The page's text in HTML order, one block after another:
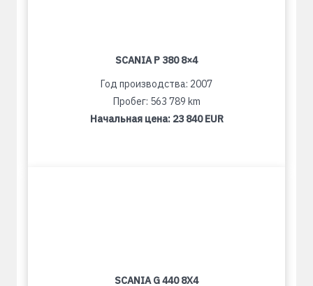
SCANIA P 380 8×4
Год производства: 2007
Пробег: 563 789 km
Начальная цена: 23 840 EUR
SCANIA G 440 8X4